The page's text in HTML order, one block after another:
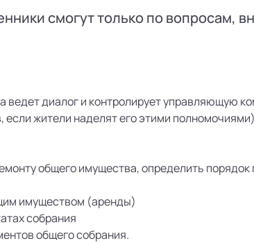
смогут только по вопросам,
ведет диалог и контролирует управляющую
жители наделят его этими полномочиями)
общего имущества, определить порядок
имуществом (аренды)
собрания
общего собрания.